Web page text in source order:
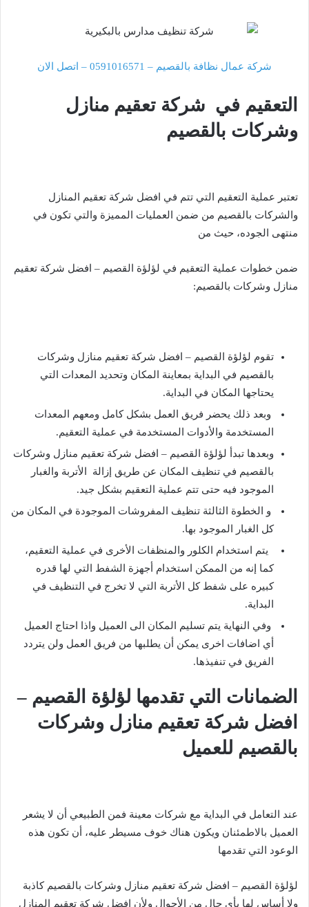
شركة عمال نظافة بالقصيم – 0591016571 – اتصل الان
التعقيم في شركة تعقيم منازل
وشركات بالقصيم
تعتبر عملية التعقيم التي تتم في افضل شركة تعقيم المنازل
والشركات بالقصيم من ضمن العمليات المميزة والتي تكون في
منتهى الجوده، حيث من
ضمن خطوات عملية التعقيم في لؤلؤة القصيم – افضل شركة تعقيم
منازل وشركات بالقصيم:
تقوم لؤلؤة القصيم – افضل شركة تعقيم منازل وشركات
بالقصيم في البداية بمعاينة المكان وتحديد المعدات التي
يحتاجها المكان في البداية.
وبعد ذلك يحضر فريق العمل بشكل كامل ومعهم المعدات
المستخدمة والأدوات المستخدمة في عملية التعقيم.
وبعدها تبدأ لؤلؤة القصيم – افضل شركة تعقيم منازل وشركات
بالقصيم في تنظيف المكان عن طريق إزالة الأتربة والغبار
الموجود فيه حتى تتم عملية التعقيم بشكل جيد.
و الخطوة الثالثة تنظيف المفروشات الموجودة في المكان من
كل الغبار الموجود بها.
يتم استخدام الكلور والمنظفات الأخرى في عملية التعقيم،
كما إنه من الممكن استخدام أجهزة الشفط التي لها قدره
كبيره على شفط كل الأتربة التي لا تخرج في التنظيف في
البداية.
وفي النهاية يتم تسليم المكان الى العميل واذا احتاج العميل
أي اضافات اخرى يمكن أن يطلبها من فريق العمل ولن يتردد
الفريق في تنفيذها.
الضمانات التي تقدمها لؤلؤة القصيم –
افضل شركة تعقيم منازل وشركات
بالقصيم للعميل
عند التعامل في البداية مع شركات معينة فمن الطبيعي أن لا يشعر
العميل بالاطمئنان ويكون هناك خوف مسيطر عليه، أن تكون هذه
الوعود التي تقدمها
لؤلؤة القصيم – افضل شركة تعقيم منازل وشركات بالقصيم كاذبة
ولا أساس لها بأي حال من الأحوال ولأن افضل شركة تعقيم المنازل